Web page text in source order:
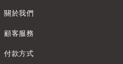
關於我們
顧客服務
付款方式